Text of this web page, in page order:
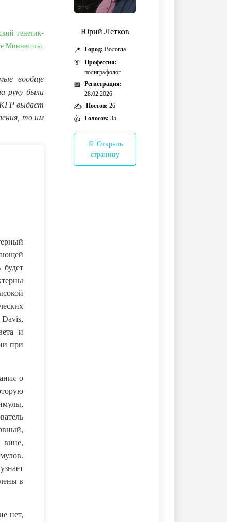
генетик-
Миннесоты.
вообще
руку были
КГР выдаст
то им
и
при
о
в
нет,
Юрий Летков
📍 Город: Вологда
👔
Профессия:
полиграфолог
📅
Регистрация:
28.02.2026
✍️ Постов: 26
👍 Голосов: 35
📄 Открыть
страницу